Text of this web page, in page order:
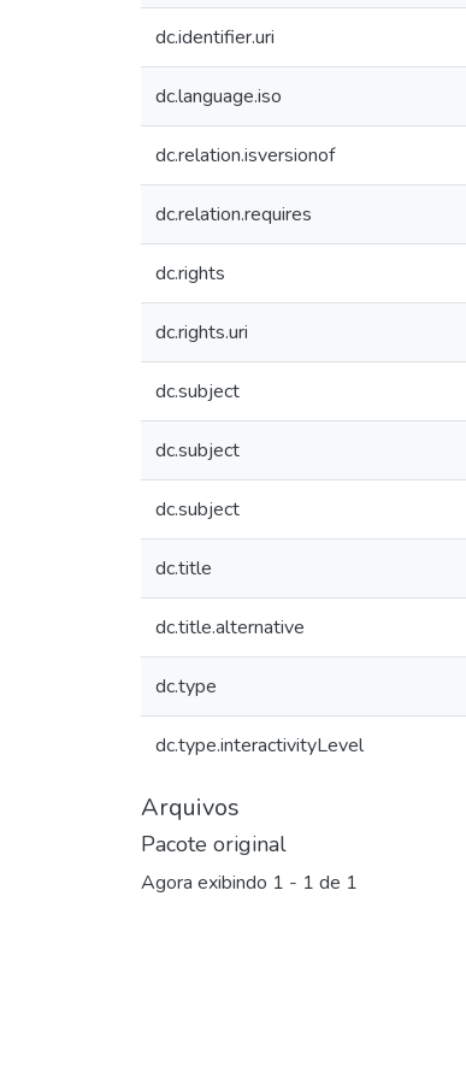
dc.identifier.uri
dc.language.iso
dc.relation.isversionof
dc.relation.requires
dc.rights
dc.rights.uri
dc.subject
dc.subject
dc.subject
dc.title
dc.title.alternative
dc.type
dc.type.interactivityLevel
Arquivos
Pacote original
Agora exibindo 1 - 1 de 1